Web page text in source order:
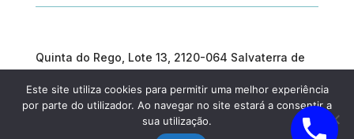
Quinta do Rego, Lote 13, 2120-064 Salvaterra de
geral@prosargosteam.com
Este site utiliza cookies para permitir uma melhor experiência
por parte do utilizador. Ao navegar no site estará a consentir a
sua utilização.